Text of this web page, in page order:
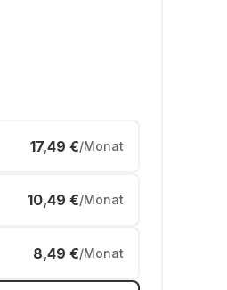
17,49 €/Monat
10,49 €/Monat
8,49 €/Monat